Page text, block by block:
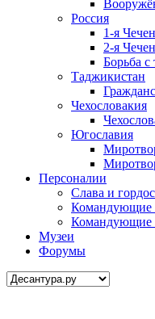
Россия
1-я
2-я
Борьба
Таджикистан
Чехословакия
Югославия
Персоналии
Слава и
Музеи
Форумы